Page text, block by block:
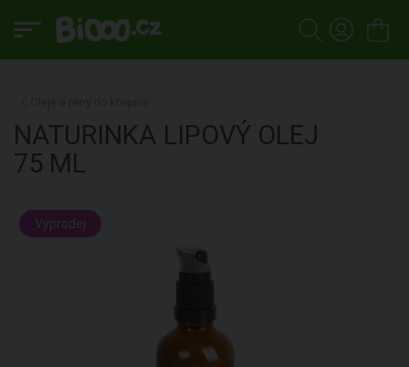
NATURINKA LIPOVÝ OLEJ
75 ML
Výprodej